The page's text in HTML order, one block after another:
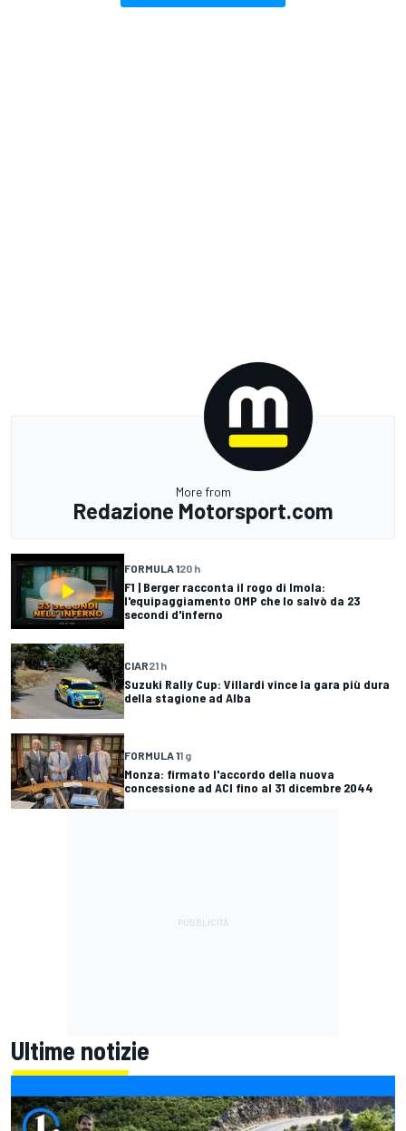
More from
Redazione Motorsport.com
FORMULA 120 h
F1 | Berger racconta il rogo di Imola:
l'equipaggiamento OMP che lo salvò da 23
secondi d'inferno
CIAR21 h
Suzuki Rally Cup: Villardi vince la gara più dura
della stagione ad Alba
FORMULA 11 g
Monza: firmato l'accordo della nuova
concessione ad ACI fino al 31 dicembre 2044
Ultime notizie